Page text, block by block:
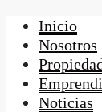
Inicio
Nosotros
Noticias